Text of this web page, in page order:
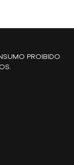
PROIBIDO